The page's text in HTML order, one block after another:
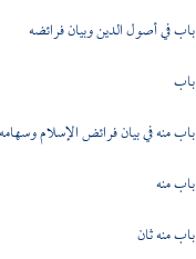
باب في أصول الدين وبيان فرائضه
باب
باب منه في بيان فرائض الإسلام وسهامه
باب منه
باب منه ثان